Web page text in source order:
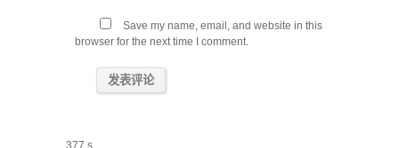
Save my name, email, and website in this
browser for the next time I comment.